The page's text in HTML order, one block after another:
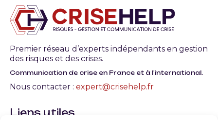
Premier réseau d’experts indépendants en gestion
des risques et des crises.
Communication de crise en France et à l'international.
Nous contacter : expert@crisehelp.fr
Liens utiles